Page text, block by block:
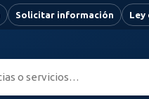
Solicitar información Ley